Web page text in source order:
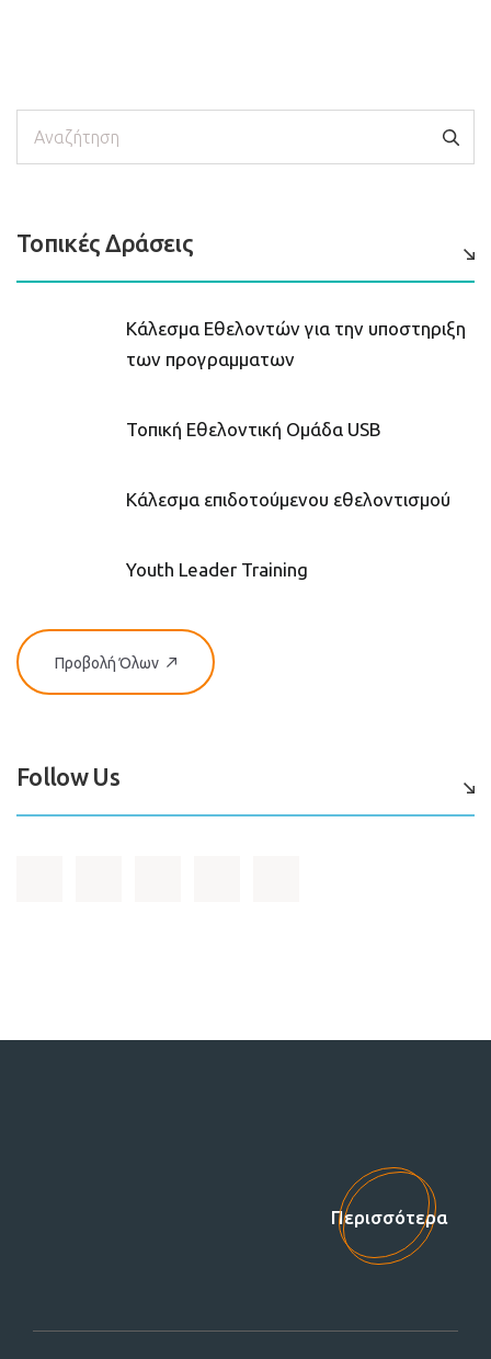
Τοπικές Δράσεις
Κάλεσμα Εθελοντών για την υποστηριξη
των προγραμματων
Τοπική Εθελοντική Ομάδα USB
Κάλεσμα επιδοτούμενου εθελοντισμού
Youth Leader Training
Προβολή Όλων
Follow Us
Περισσότερα